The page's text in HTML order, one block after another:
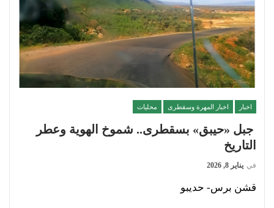
اخبار اخبار المهرة وسقطرى محليات
جبل «حيبق» بسقطرى.. شموخ الهوية وعطر
التاريخ
في يناير 8, 2026
قشن برس- حديبو